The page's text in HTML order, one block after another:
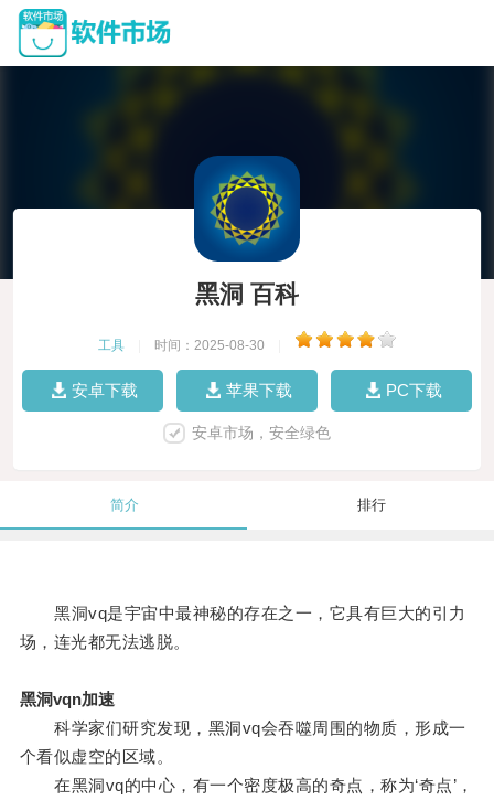
黑洞 百科
工具 时间：2025-08-30
安卓下载 苹果下载 PC下载
安卓市场，安全绿色
简介 排行
黑洞vq是宇宙中最神秘的存在之一，它具有巨大的引力
场，连光都无法逃脱。
黑洞vqn加速
科学家们研究发现，黑洞vq会吞噬周围的物质，形成一
个看似虚空的区域。
在黑洞vq的中心，有一个密度极高的奇点，称为‘奇点’，